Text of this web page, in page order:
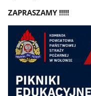
ZAPRASZAMY !!!!!